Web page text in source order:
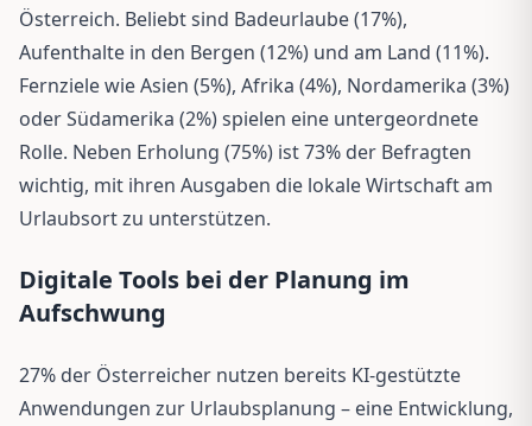
Österreich. Beliebt sind Badeurlaube (17%),
Aufenthalte in den Bergen (12%) und am Land (11%).
Fernziele wie Asien (5%), Afrika (4%), Nordamerika (3%)
oder Südamerika (2%) spielen eine untergeordnete
Rolle. Neben Erholung (75%) ist 73% der Befragten
wichtig, mit ihren Ausgaben die lokale Wirtschaft am
Urlaubsort zu unterstützen.
Digitale Tools bei der Planung im
Aufschwung
27% der Österreicher nutzen bereits KI-gestützte
Anwendungen zur Urlaubsplanung – eine Entwicklung,